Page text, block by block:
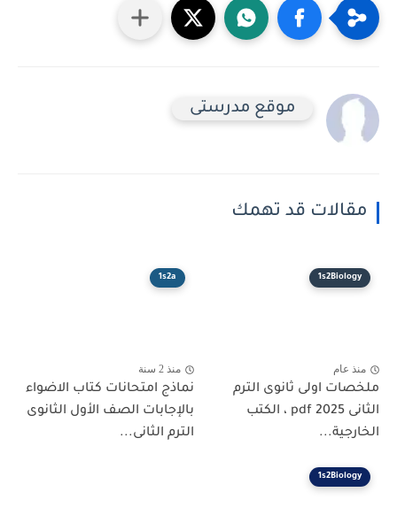
موقع مدرستى
مقالات قد تهمك
1s2Biology
منذ عام
ملخصات اولى ثانوى الترم
الثانى 2025 pdf ، الكتب
الخارجية...
1s2a
منذ 2 سنة
نماذج امتحانات كتاب الاضواء
بالإجابات الصف الأول الثانوى
الترم الثانى...
1s2Biology